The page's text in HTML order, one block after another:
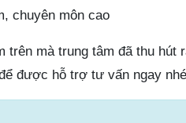
chuyên môn cao
trên mà trung tâm đã thu hút
được hỗ trợ tư vấn ngay